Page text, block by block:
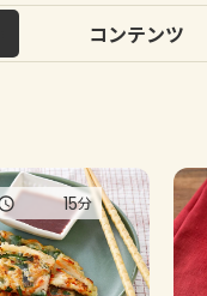
コンテンツ
15分